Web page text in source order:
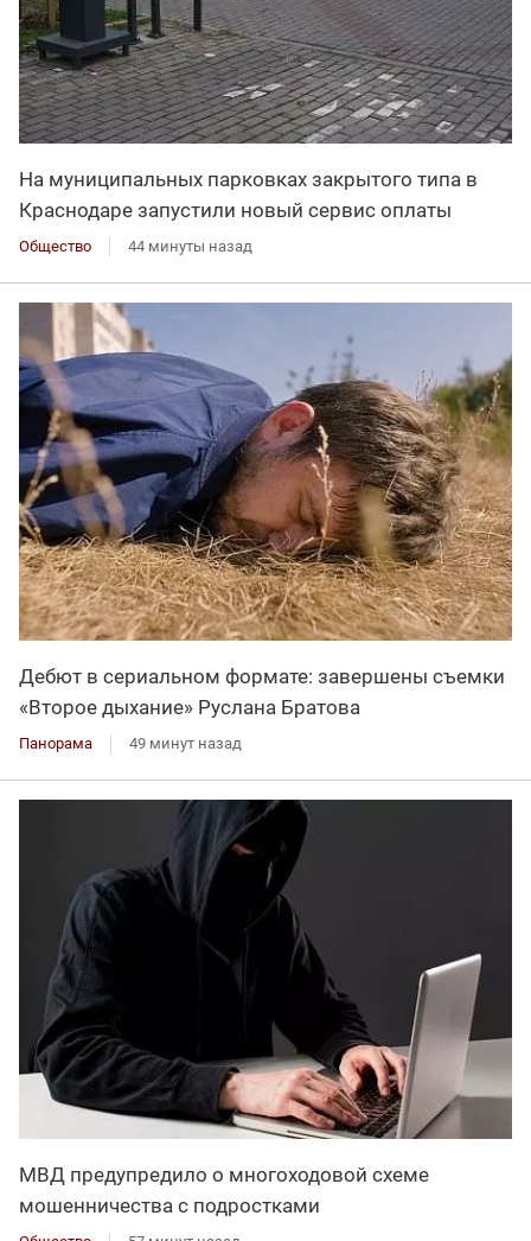
На муниципальных парковках закрытого типа в
Краснодаре запустили новый сервис оплаты
Общество 44 минуты назад
Дебют в сериальном формате: завершены съемки
«Второе дыхание» Руслана Братова
Панорама 49 минут назад
МВД предупредило о многоходовой схеме
мошенничества с подростками